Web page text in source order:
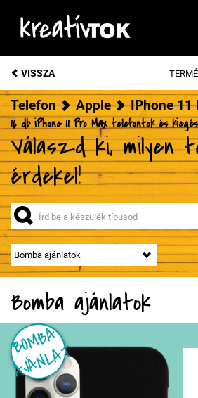
VISSZA
Telefon Apple IPhone 11
16 db iPhone 11 Pro Max telefontok és
Válaszd ki, milyen
érdekel!
Bomba ajánlatok
Bomba ajánlatok
B
O
M
B
A
A
J
Á
N
L
A
T